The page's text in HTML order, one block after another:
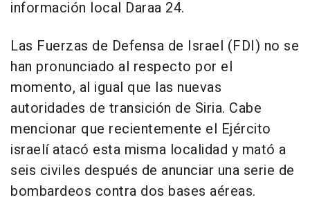
información local Daraa 24.
Las Fuerzas de Defensa de Israel (FDI) no se
han pronunciado al respecto por el
momento, al igual que las nuevas
autoridades de transición de Siria. Cabe
mencionar que recientemente el Ejército
israelí atacó esta misma localidad y mató a
seis civiles después de anunciar una serie de
bombardeos contra dos bases aéreas.